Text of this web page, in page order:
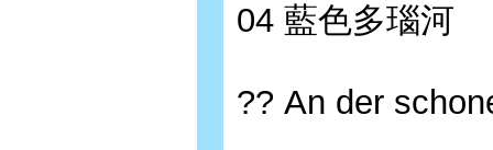
04 藍色多瑙河
?? An der